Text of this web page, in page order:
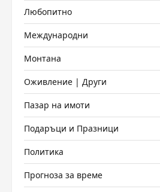
Любопитно
Международни
Монтана
Оживление | Други
Пазар на имоти
Подаръци и Празници
Политика
Прогноза за време